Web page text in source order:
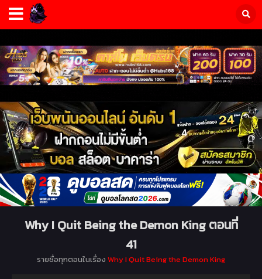
Why I Quit Being the Demon King ตอนที่
41
รายชื่อทุกตอนในเรื่อง Why I Quit Being the Demon King